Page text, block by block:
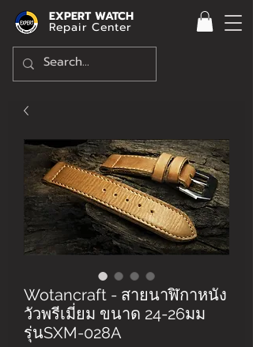
EXPERT WATCH
Repair Center
Wotancraft - สายนาฬิกาหนัง
วัวพรีเมี่ยม ขนาด 24-26มม
รุ่นSXM-028A